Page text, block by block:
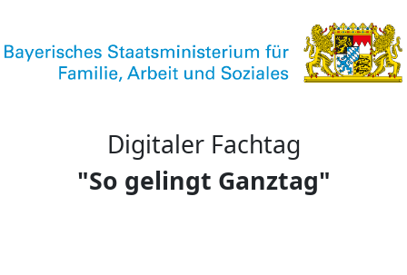
Digitaler Fachtag
"So gelingt Ganztag"